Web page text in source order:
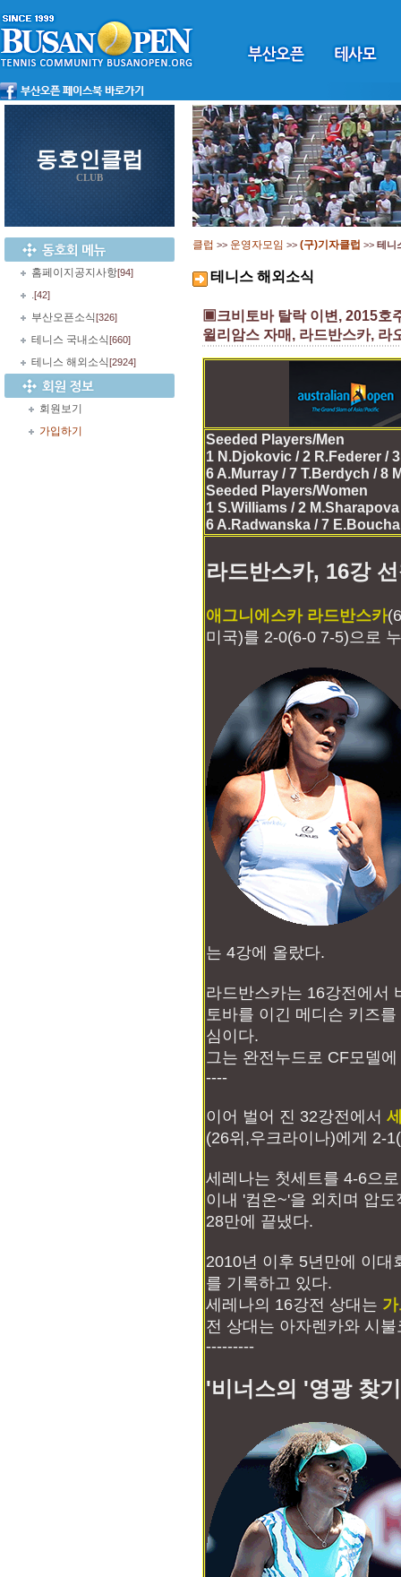
동호인클럽
CLUB
홈페이지공지사항[94]
.[42]
부산오픈소식[326]
테니스 국내소식[660]
테니스 해외소식[2924]
회원보기
가입하기
클럽 >> 운영자모임 >> (구)기자클럽 >> 테니
테니스 해외소식
▣크비토바 탈락 이변, 2015호
윌리암스 자매, 라드반스카, 라
Seeded Players/Men
1 N.Djokovic / 2 R.Federer /
6 A.Murray / 7 T.Berdych / 8
Seeded Players/Women
1 S.Williams / 2
6 A.Radwanska / 7
라드반스카, 16강
애그니에스카 라드반스카
미국)를 2-0(6-0 7-5)으로
는 4강에 올랐다.
라드반스카는 16강전에서
토바를 이긴 메디슨 키즈
심이다.
그는 완전누드로 CF모델
----
이어 벌어 진 32강전에서
(26위,우크라이나)에게 2-
세레나는 첫세트를 4-6으
이내 '컴온~'을 외치며 압
28만에 끝냈다.
2010년 이후 5년만에 이대
를 기록하고 있다.
세레나의 16강전 상대는
전 상대는 아자렌카와 시
---------
'비너스의 '영광 찾